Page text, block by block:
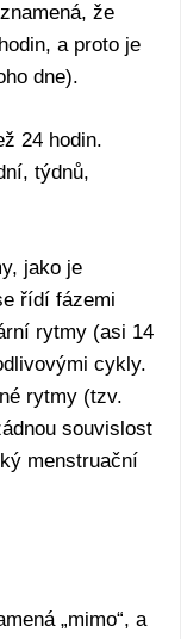
znamená, že
a proto je
dne).
24 hodin.
týdnů,
jako je
řídí fázemi
rytmy (asi 14
cykly.
rytmy (tzv.
souvislost
menstruační
„mimo“, a